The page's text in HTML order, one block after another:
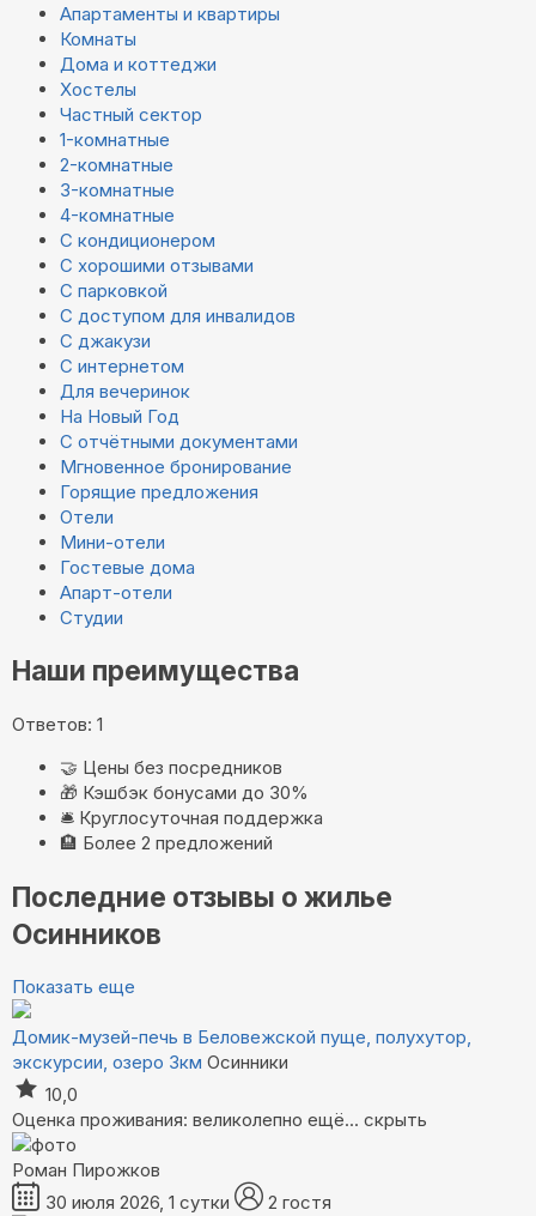
Апартаменты и квартиры
Комнаты
Дома и коттеджи
Хостелы
Частный сектор
1-комнатные
2-комнатные
3-комнатные
4-комнатные
С кондиционером
С хорошими отзывами
С парковкой
С доступом для инвалидов
С джакузи
С интернетом
Для вечеринок
На Новый Год
С отчётными документами
Мгновенное бронирование
Горящие предложения
Отели
Мини-отели
Гостевые дома
Апарт-отели
Студии
Наши преимущества
Ответов: 1
🤝 Цены без посредников
🎁 Кэшбэк бонусами до 30%
🛎️ Круглосуточная поддержка
🏨 Более 2 предложений
Последние отзывы о жилье
Осинников
Показать еще
Домик-музей-печь в Беловежской пуще, полухутор,
экскурсии, озеро 3км Осинники
10,0
Оценка проживания: великолепно ещё... скрыть
Роман Пирожков
30 июля 2026, 1 сутки
2 гостя